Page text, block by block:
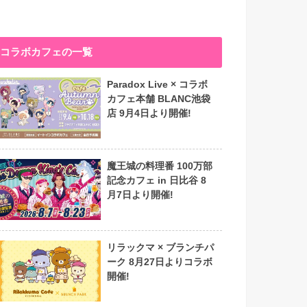
コラボカフェの一覧
Paradox Live × コラボ
カフェ本舗 BLANC池袋
店 9月4日より開催!
魔王城の料理番 100万部
記念カフェ in 日比谷 8
月7日より開催!
リラックマ × ブランチパ
ーク 8月27日よりコラボ
開催!